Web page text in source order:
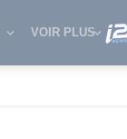
VOIR PLUS